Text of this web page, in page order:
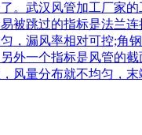
。武汉风管加工厂家
被跳过的指标是法兰
，漏风率相对可控;角
外一个指标是风管的
风量分布就不均匀，